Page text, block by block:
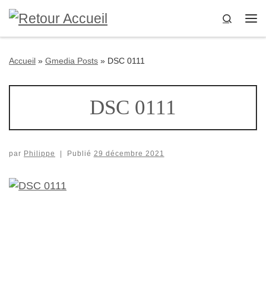
Passer au contenu
Search
Accueil » Gmedia Posts » DSC 0111
DSC 0111
par Philippe Publié 29 décembre 2021